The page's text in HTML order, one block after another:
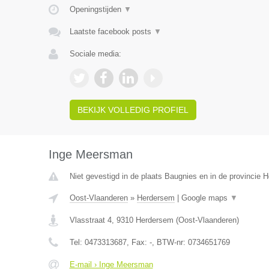
Openingstijden ▼
Laatste facebook posts ▼
Sociale media:
BEKIJK VOLLEDIG PROFIEL
Inge Meersman
Niet gevestigd in de plaats Baugnies en in de provincie
Oost-Vlaanderen» Herdersem Google maps ▼
Vlasstraat 4, 9310 Herdersem (Oost-Vlaanderen)
Tel: 0473313687, Fax: -, BTW-nr: 0734651769
E-mail › Inge Meersman